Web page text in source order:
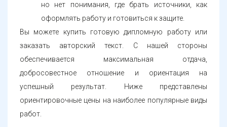
но нет понимания, где брать источники, как
оформлять работу и готовиться к защите.
Вы можете купить готовую дипломную работу или
заказать авторский текст. С нашей стороны
обеспечивается максимальная отдача,
добросовестное отношение и ориентация на
успешный результат. Ниже представлены
ориентировочные цены на наиболее популярные виды
работ.